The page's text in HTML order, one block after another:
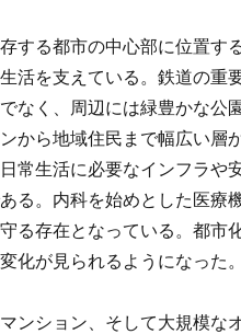
する都市の中心部に位置す
活を支えている。 鉄道の重
なく、周辺には緑豊かな公
から地域住民まで幅広い層
常生活に必要なインフラや
る。内科を始めとした医療
る存在となっている。都市
化が見られるようになった。
ンション、そして大規模な